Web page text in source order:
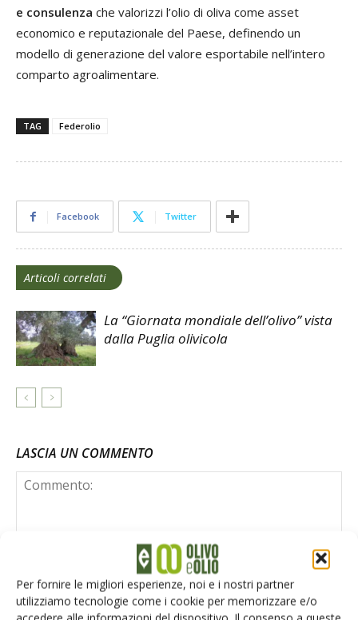
Per fornire le migliori esperienze, noi e i nostri partner
utilizziamo tecnologie come i cookie per memorizzare e/o
e consulenza che valorizzi l’olio di oliva come asset
economico e reputazionale del Paese, definendo un
modello di generazione del valore esportabile nell’intero
comparto agroalimentare.
TAG Federolio
Facebook Twitter
Articoli correlati
La “Giornata mondiale dell’olivo” vista
dalla Puglia olivicola
LASCIA UN COMMENTO